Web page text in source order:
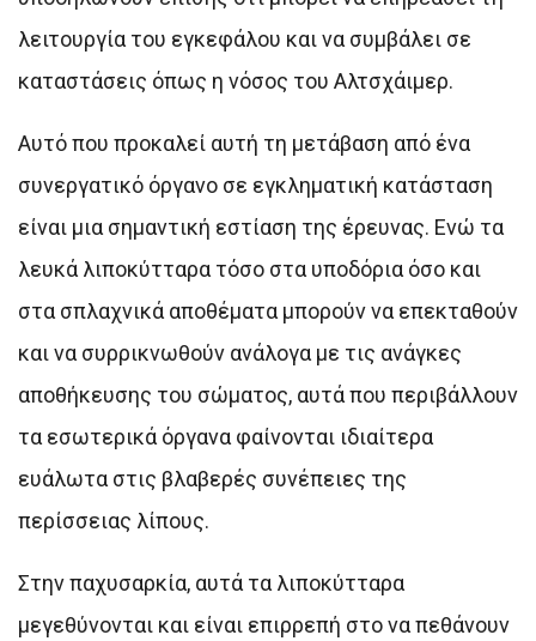
λειτουργία του εγκεφάλου και να συμβάλει σε
καταστάσεις όπως η νόσος του Αλτσχάιμερ.
Αυτό που προκαλεί αυτή τη μετάβαση από ένα
συνεργατικό όργανο σε εγκληματική κατάσταση
είναι μια σημαντική εστίαση της έρευνας. Ενώ τα
λευκά λιποκύτταρα τόσο στα υποδόρια όσο και
στα σπλαχνικά αποθέματα μπορούν να επεκταθούν
και να συρρικνωθούν ανάλογα με τις ανάγκες
αποθήκευσης του σώματος, αυτά που περιβάλλουν
τα εσωτερικά όργανα φαίνονται ιδιαίτερα
ευάλωτα στις βλαβερές συνέπειες της
περίσσειας λίπους.
Στην παχυσαρκία, αυτά τα λιποκύτταρα
μεγεθύνονται και είναι επιρρεπή στο να πεθάνουν